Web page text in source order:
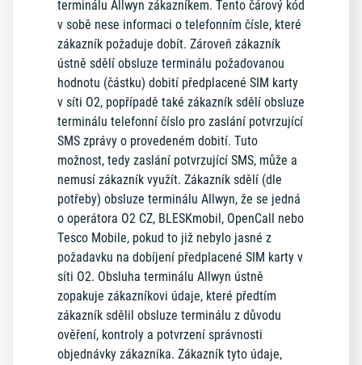
terminálu Allwyn zákazníkem. Tento čárový kód
v sobě nese informaci o telefonním čísle, které
zákazník požaduje dobít. Zároveň zákazník
ústně sdělí obsluze terminálu požadovanou
hodnotu (částku) dobití předplacené SIM karty
v síti O2, popřípadě také zákazník sdělí obsluze
terminálu telefonní číslo pro zaslání potvrzující
SMS zprávy o provedeném dobití. Tuto
možnost, tedy zaslání potvrzující SMS, může a
nemusí zákazník využít. Zákazník sdělí (dle
potřeby) obsluze terminálu Allwyn, že se jedná
o operátora O2 CZ, BLESKmobil, OpenCall nebo
Tesco Mobile, pokud to již nebylo jasné z
požadavku na dobíjení předplacené SIM karty v
síti O2. Obsluha terminálu Allwyn ústně
zopakuje zákazníkovi údaje, které předtím
zákazník sdělil obsluze terminálu z důvodu
ověření, kontroly a potvrzení správnosti
objednávky zákazníka. Zákazník tyto údaje,